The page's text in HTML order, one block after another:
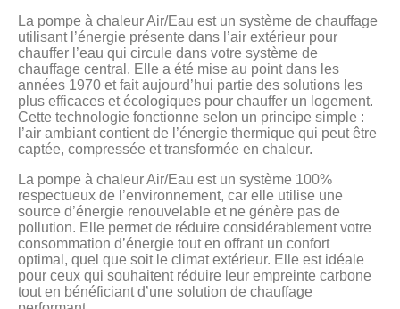
La pompe à chaleur Air/Eau est un système de chauffage
utilisant l’énergie présente dans l’air extérieur pour
chauffer l’eau qui circule dans votre système de
chauffage central. Elle a été mise au point dans les
années 1970 et fait aujourd’hui partie des solutions les
plus efficaces et écologiques pour chauffer un logement.
Cette technologie fonctionne selon un principe simple :
l’air ambiant contient de l’énergie thermique qui peut être
captée, compressée et transformée en chaleur.
La pompe à chaleur Air/Eau est un système 100%
respectueux de l’environnement, car elle utilise une
source d’énergie renouvelable et ne génère pas de
pollution. Elle permet de réduire considérablement votre
consommation d’énergie tout en offrant un confort
optimal, quel que soit le climat extérieur. Elle est idéale
pour ceux qui souhaitent réduire leur empreinte carbone
tout en bénéficiant d’une solution de chauffage